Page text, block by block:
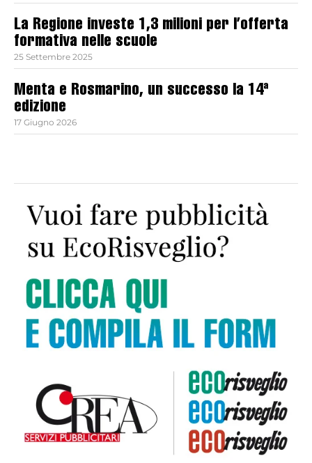
La Regione investe 1,3 milioni per l’offerta
formativa nelle scuole
25 Settembre 2025
Menta e Rosmarino, un successo la 14ª
edizione
17 Giugno 2026